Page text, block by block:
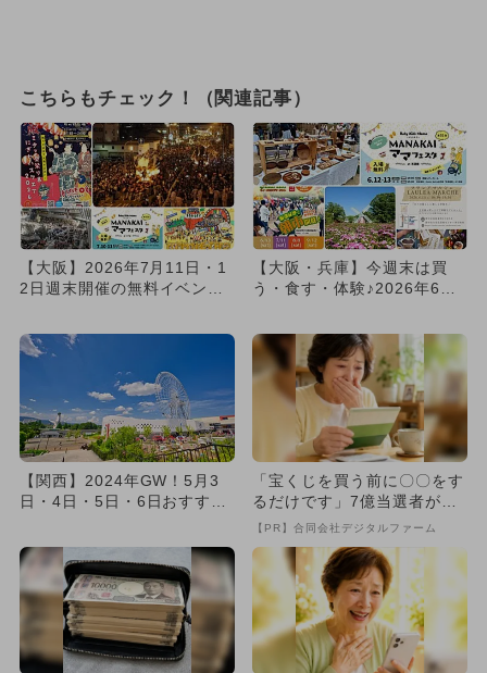
こちらもチェック！（関連記事）
【大阪】2026年7月11日・1
2日週末開催の無料イベント7
【大阪・兵庫】今週末は買
う・食す・体験♪2026年6月1
【関西】2024年GW！5月3
日・4日・5日・6日おすすめ
「宝くじを買う前に〇〇をす
るだけです」7億当選者が続
出
【PR】合同会社デジタルファーム